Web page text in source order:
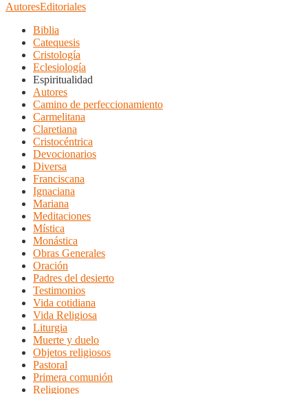
AutoresEditoriales
Biblia
Catequesis
Cristología
Eclesiología
Espiritualidad
Autores
Camino de perfeccionamiento
Carmelitana
Claretiana
Cristocéntrica
Devocionarios
Diversa
Franciscana
Ignaciana
Mariana
Meditaciones
Mística
Monástica
Obras Generales
Oración
Padres del desierto
Testimonios
Vida cotidiana
Vida Religiosa
Liturgia
Muerte y duelo
Objetos religiosos
Pastoral
Primera comunión
Religiones